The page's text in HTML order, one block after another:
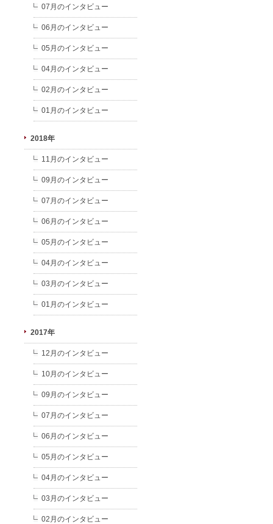
07月のインタビュー
06月のインタビュー
05月のインタビュー
04月のインタビュー
02月のインタビュー
01月のインタビュー
2018年
11月のインタビュー
09月のインタビュー
07月のインタビュー
06月のインタビュー
05月のインタビュー
04月のインタビュー
03月のインタビュー
01月のインタビュー
2017年
12月のインタビュー
10月のインタビュー
09月のインタビュー
07月のインタビュー
06月のインタビュー
05月のインタビュー
04月のインタビュー
03月のインタビュー
02月のインタビュー